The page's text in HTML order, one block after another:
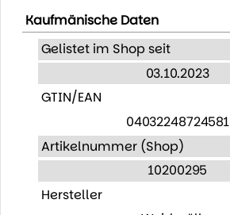
Kaufmänische Daten
Gelistet im Shop seit
03.10.2023
GTIN/EAN
04032248724581
Artikelnummer (Shop)
10200295
Hersteller